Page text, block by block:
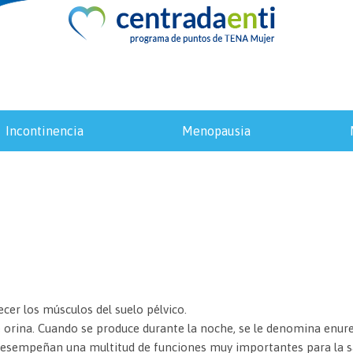
incontinencia menopausia
los músculos del suelo pélvico.
Cuando se produce durante la noche, se le denomina
una multitud de funciones muy importantes para la